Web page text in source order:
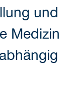
und
Medizin